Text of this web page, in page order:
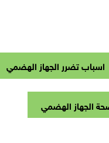
اسباب تضرر الجهاز الهضمي
الجهاز الهضمي